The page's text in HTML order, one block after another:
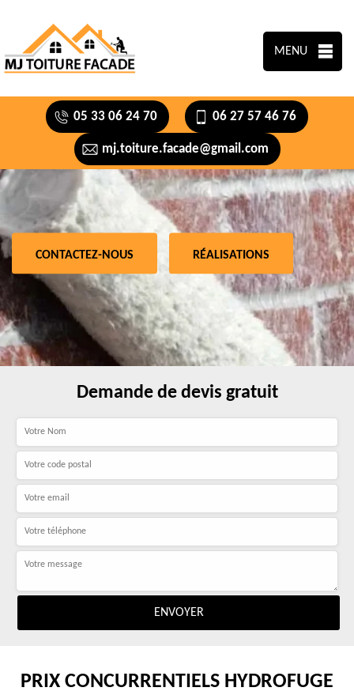
MENU
05 33 06 24 70 06 27 57 46 76
mj.toiture.facade@gmail.com
CONTACTEZ-NOUS RÉALISATIONS
Demande de devis gratuit
PRIX CONCURRENTIELS HYDROFUGE